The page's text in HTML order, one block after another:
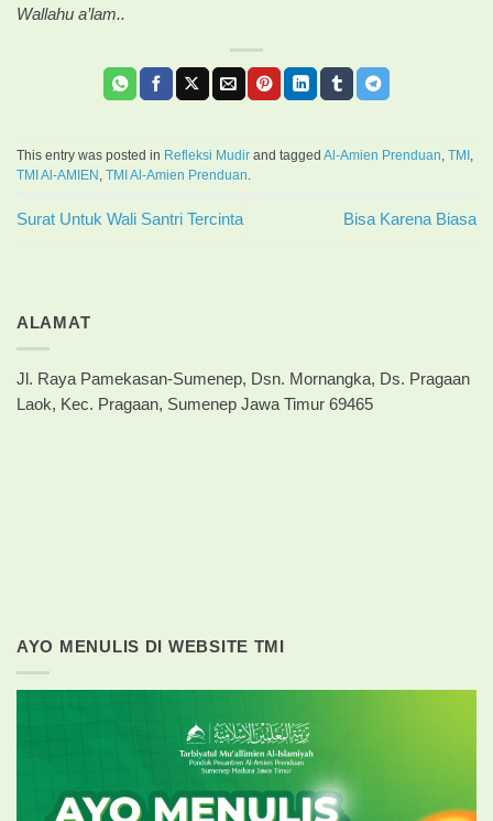
Wallahu a’lam..
This entry was posted in Refleksi Mudir and tagged Al-Amien Prenduan TMI
TMI Al-AMIEN TMI Al-Amien Prenduan
Surat Untuk Wali Santri Tercinta Bisa Karena Biasa
ALAMAT
Jl. Raya Pamekasan-Sumenep, Dsn. Mornangka, Ds. Pragaan
Laok, Kec. Pragaan, Sumenep Jawa Timur 69465
AYO MENULIS DI WEBSITE TMI